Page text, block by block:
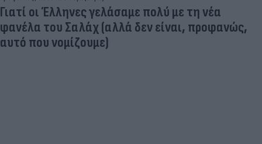
Γιατί οι Έλληνες γελάσαμε πολύ με τη νέα
φανέλα του Σαλάχ (αλλά δεν είναι, προφανώς,
αυτό που νομίζουμε)